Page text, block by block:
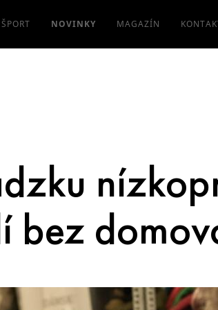
ŠPORT NOVINKY MAGAZÍN
bez